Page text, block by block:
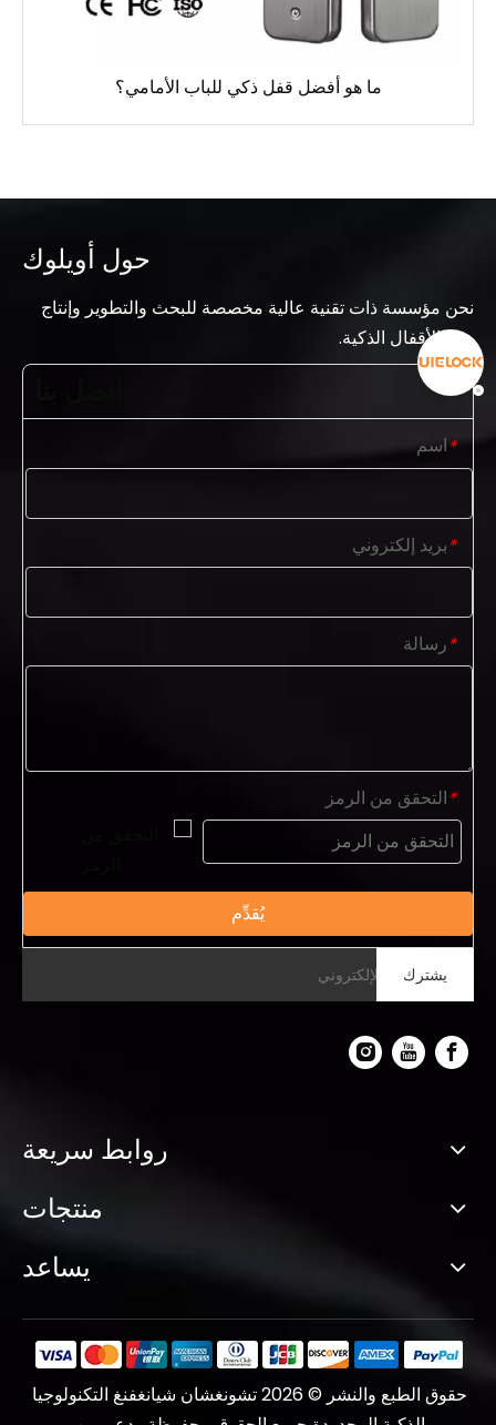
ما هو أفضل قفل ذكي للباب الأمامي؟
حول أويلوك
نحن مؤسسة ذات تقنية عالية مخصصة للبحث والتطوير وإنتاج
وبيع الأقفال الذكية.
*اسم
*بريد إلكتروني
*رسالة
*التحقق من الرمز
يُقدِّم
يشترك
روابط سريعة
منتجات
يساعد
حقوق الطبع والنشر ©2026تشونغشان شيانغفنغ التكنولوجيا